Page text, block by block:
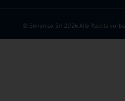
© Sonomax Srl 2026 Alle Rechte